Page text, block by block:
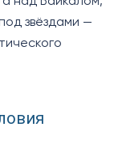
звёздами —